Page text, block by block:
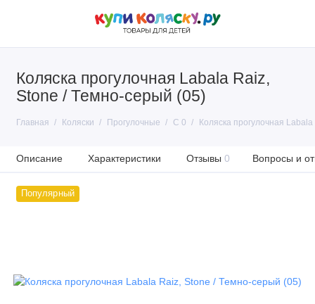
Коляска прогулочная Labala Raiz,
Stone / Темно-серый (05)
Главная Коляски Прогулочные С 0 Коляска прогулочная
Описание Характеристики Отзывы 0 Вопросы и
Популярный